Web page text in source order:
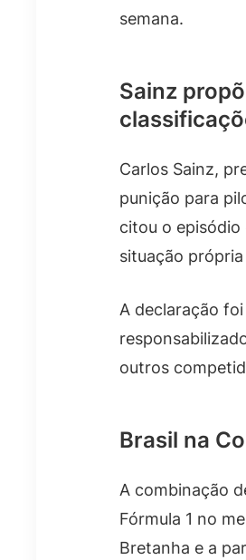
semana.
Sainz
Carlos Sainz,
punição para
citou o episódio
situação
A declaração
outros
Brasil na
A combinação
Fórmula 1 no
Bretanha e a